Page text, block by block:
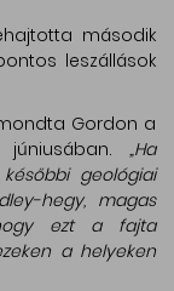
második
leszállások
Gordon a
júniusában. „Ha
geológiai
hegy, magas
ezt a fajta
a helyeken